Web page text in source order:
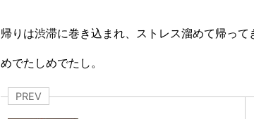
帰りは渋滞に巻き込まれ、ストレス溜めて帰って
めでたしめでたし。
PREV